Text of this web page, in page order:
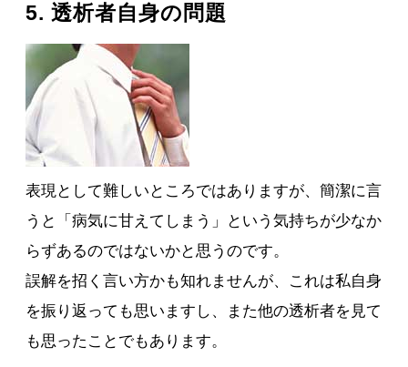
5. 透析者自身の問題
表現として難しいところではありますが、簡潔に言
うと「病気に甘えてしまう」という気持ちが少なか
らずあるのではないかと思うのです。
誤解を招く言い方かも知れませんが、これは私自身
を振り返っても思いますし、また他の透析者を見て
も思ったことでもあります。